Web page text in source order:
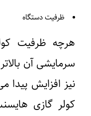
ظرفیت دستگاه
ظرفیت کولر
آن بالاتر
افزایش پیدا می